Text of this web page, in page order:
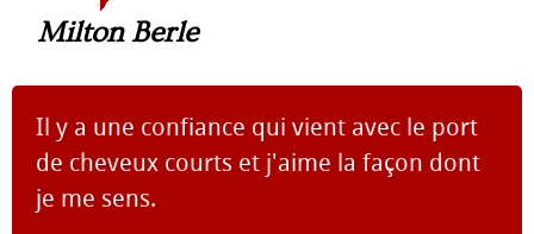
Milton Berle
Il y a une confiance qui vient avec le port
de cheveux courts et j'aime la façon dont
je me sens.